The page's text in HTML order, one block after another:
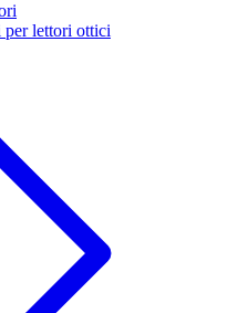
per lettori ottici